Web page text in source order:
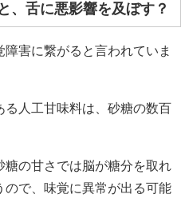
、舌に悪影響を及ぼす？
害に繋がると言われていま
人工甘味料は、砂糖の数百
糖の甘さでは脳が糖分を取れ
で、味覚に異常が出る可能